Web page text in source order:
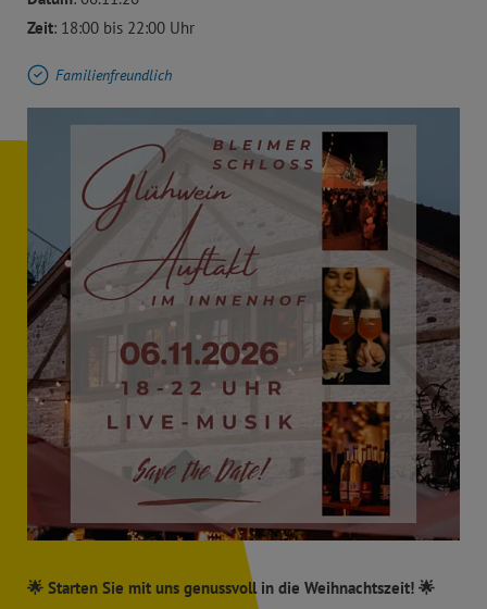
Zeit: 18:00 bis 22:00 Uhr
Familienfreundlich
🌟 Starten Sie mit uns genussvoll in die Weihnachtszeit! 🌟